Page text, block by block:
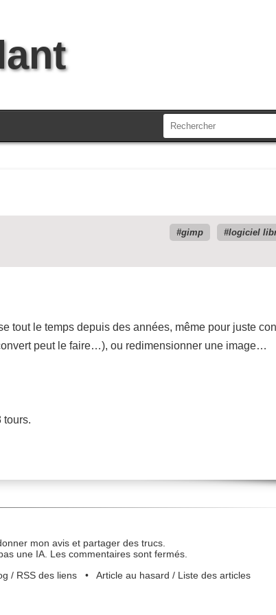
gimp logiciel
tout le temps depuis des années, même pour juste
peut le faire…), ou redimensionner une image…
tours.
mon avis et partager des trucs.
une IA. Les commentaires sont fermés.
/ RSS des liens• Article au hasard / Liste des articles